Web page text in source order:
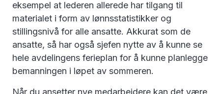
eksempel at lederen allerede har tilgang til
materialet i form av lønnsstatistikker og
stillingsnivå for alle ansatte. Akkurat som de
ansatte, så har også sjefen nytte av å kunne se
hele avdelingens ferieplan for å kunne planlegge
bemanningen i løpet av sommeren.
Når du ansetter nye medarbeidere kan det være